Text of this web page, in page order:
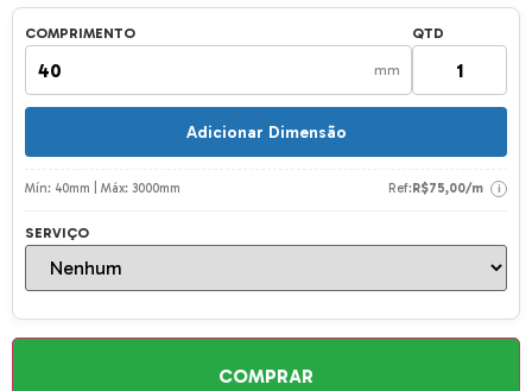
COMPRIMENTO
mm
QTD
Adicionar Dimensão
Mín: 40mm | Máx: 3000mm Ref:R$75,00/m i
SERVIÇO
COMPRAR